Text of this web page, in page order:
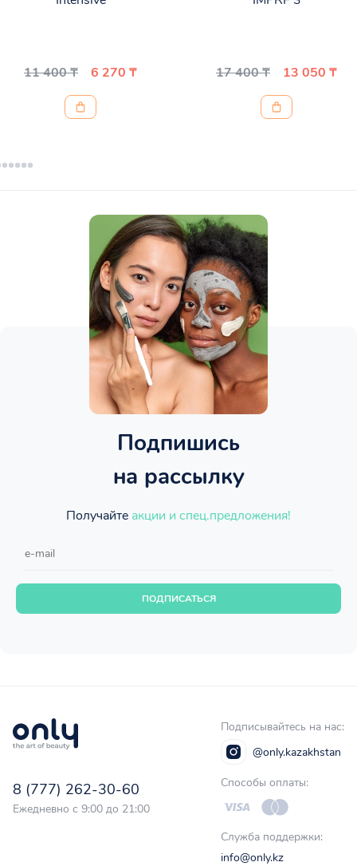
11 400 ₸ 6 270 ₸ 17 400 ₸ 13 050 ₸
Подпишись
на рассылку
Получайте акции и спец.предложения!
ПОДПИСАТЬСЯ
8 (777) 262-30-60
Ежедневно с 9:00 до 21:00
Подписывайтесь на нас:
@only.kazakhstan
Способы оплаты:
Служба поддержки:
info@only.kz